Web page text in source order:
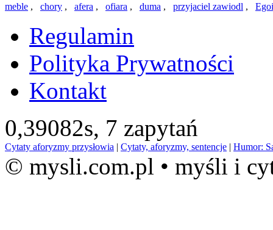
meble , chory , afera , ofiara , duma , przyjaciel zawiodl ,
Regulamin
Polityka Prywatności
Kontakt
0,39082s, 7 zapytań
Cytaty aforyzmy przysłowia | Cytaty, aforyzmy, sentencje | Humor:
© mysli.com.pl • myśli i